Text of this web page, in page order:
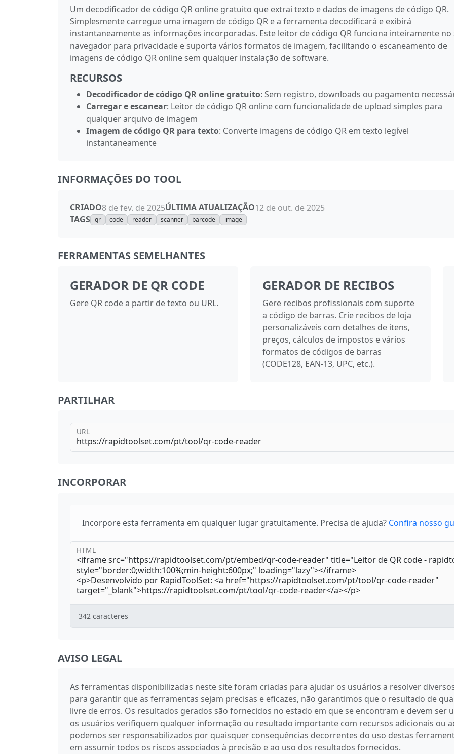
Um decodificador de código QR online gratuito que extrai texto e dados de imagens de código QR.
Simplesmente carregue uma imagem de código QR e a ferramenta decodificará e exibirá
instantaneamente as informações incorporadas. Este leitor de código QR funciona inteiramente no
navegador para privacidade e suporta vários formatos de imagem, facilitando o escaneamento de
imagens de código QR online sem qualquer instalação de software.
RECURSOS
Decodificador de código QR online gratuito: Sem registro, downloads ou pagamento
Carregar e escanear: Leitor de código QR online com funcionalidade de upload simples para
qualquer arquivo de imagem
Imagem de código QR para texto: Converte imagens de código QR em texto legível
instantaneamente
INFORMAÇÕES DO TOOL
CRIADO8 de fev. de 2025ÚLTIMA ATUALIZAÇÃO12 de out. de 2025
TAGS qr code reader scanner barcode image
FERRAMENTAS SEMELHANTES
GERADOR DE QR CODE
Gere QR code a partir de texto ou URL.
GERADOR DE RECIBOS
Gere recibos profissionais com suporte
a código de barras. Crie recibos de loja
personalizáveis com detalhes de itens,
preços, cálculos de impostos e vários
formatos de códigos de barras
(CODE128, EAN-13, UPC, etc.).
PARTILHAR
URL
INCORPORAR
Incorpore esta ferramenta em qualquer lugar gratuitamente. Precisa de ajuda? Confira nosso
HTML
342 caracteres
AVISO LEGAL
As ferramentas disponibilizadas neste site foram criadas para ajudar os usuários a resolver
para garantir que as ferramentas sejam precisas e eficazes, não garantimos que o resultado de
livre de erros. Os resultados gerados são fornecidos no estado em que se encontram e devem ser
os usuários verifiquem qualquer informação ou resultado importante com recursos adicionais ou
podemos ser responsabilizados por quaisquer consequências decorrentes do uso destas
em assumir todos os riscos associados à precisão e ao uso dos resultados fornecidos.